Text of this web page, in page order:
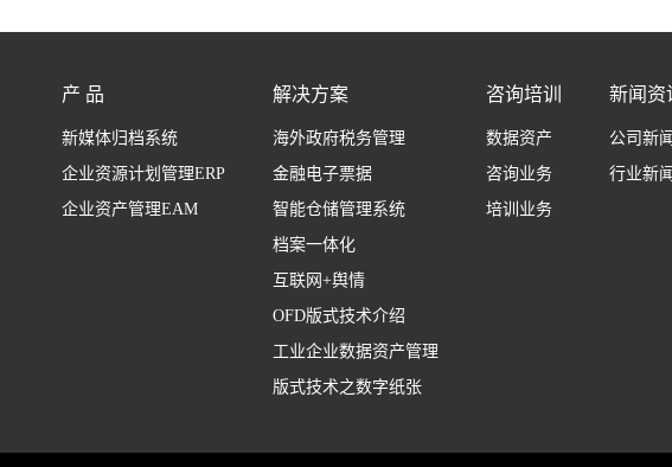
产 品
新媒体归档系统
企业资源计划管理ERP
企业资产管理EAM
解决方案
海外政府税务管理
金融电子票据
智能仓储管理系统
档案一体化
互联网+舆情
OFD版式技术介绍
工业企业数据资产管理
版式技术之数字纸张
咨询培训
数据资产
咨询业务
培训业务
新闻资
公司新闻
行业新闻